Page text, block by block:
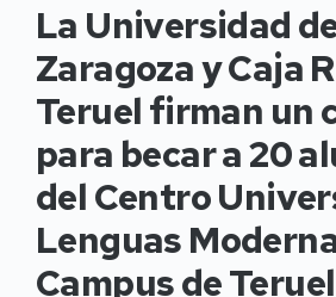
La Universidad
Zaragoza y Caja
Teruel firman un
para becar a 20
del Centro
Lenguas
Campus de Teruel